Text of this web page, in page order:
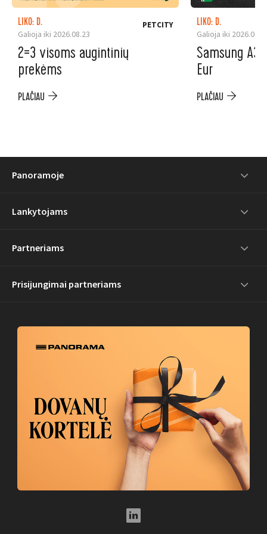
LIKO: D.
Galioja iki 2026.08.23
PETCITY
2=3 visoms augintinių
prekėms
PLAČIAU
LIKO: D.
Galioja iki
Samsung
Eur
PLAČIAU
Panoramoje
Lankytojams
Partneriams
Prisijungimai partneriams